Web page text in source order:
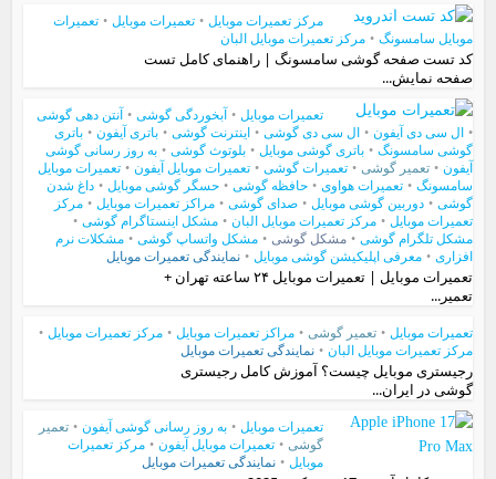
مرکز تعمیرات موبایل • تعمیرات موبایل • تعمیرات
موبایل سامسونگ • مرکز تعمیرات موبایل البان
کد تست صفحه گوشی سامسونگ | راهنمای کامل تست
صفحه نمایش...
تعمیرات موبایل • آبخوردگی گوشی • آنتن دهی گوشی
• ال سی دی آیفون • ال سی دی گوشی • اینترنت گوشی • باتری آیفون • باتری
گوشی سامسونگ • باتری گوشی موبایل • بلوتوث گوشی • به روز رسانی گوشی
آیفون • تعمیر گوشی • تعمیرات گوشی • تعمیرات موبایل آیفون • تعمیرات موبایل
سامسونگ • تعمیرات هواوی • حافظه گوشی • حسگر گوشی موبایل • داغ شدن
گوشی • دوربین گوشی موبایل • صدای گوشی • مراکز تعمیرات موبایل • مرکز
تعمیرات موبایل • مرکز تعمیرات موبایل البان • مشکل اینستاگرام گوشی •
مشکل تلگرام گوشی • مشکل گوشی • مشکل واتساپ گوشی • مشکلات نرم
افزاری • معرفی اپلیکیشن گوشی موبایل • نمایندگی تعمیرات موبایل
تعمیرات موبایل | تعمیرات موبایل ۲۴ ساعته تهران +
تعمیر...
تعمیرات موبایل • تعمیر گوشی • مراکز تعمیرات موبایل • مرکز تعمیرات موبایل •
مرکز تعمیرات موبایل البان • نمایندگی تعمیرات موبایل
رجیستری موبایل چیست؟ آموزش کامل رجیستری
گوشی در ایران...
تعمیرات موبایل • به روز رسانی گوشی آیفون • تعمیر
گوشی • تعمیرات موبایل آیفون • مرکز تعمیرات
موبایل • نمایندگی تعمیرات موبایل